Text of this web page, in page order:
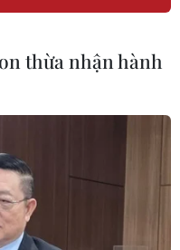
Nhuận: Ngọn cờ
mạng Việt Nam
tên tuổi lớn của
với nhiều tác phẩm
trị nghệ thuật cao.
thừa nhận hành